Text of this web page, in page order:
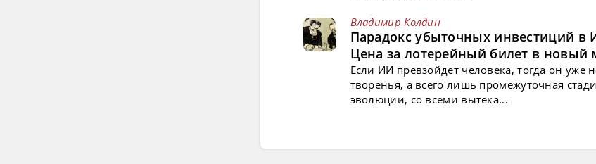
Владимир Колдин
Парадокс убыточных инвестиций в
Цена за лотерейный билет в новый
Если ИИ превзойдет человека, тогда он уже
творенья, а всего лишь промежуточная
эволюции, со всеми вытека...